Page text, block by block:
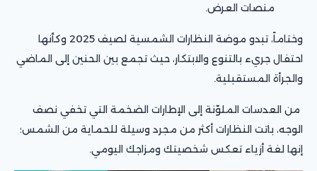
منصات العرض.
وختاماً، تبدو موضة النظارات الشمسية لصيف 2025 وكأنها
احتفال جريء بالتنوع والابتكار، حيث تجمع بين الحنين إلى الماضي
والجرأة المستقبلية.
من العدسات الملوّنة إلى الإطارات الضخمة التي تخفي نصف
الوجه، باتت النظارات أكثر من مجرد وسيلة للحماية من الشمس؛
إنها لغة أزياء تعكس شخصيتك ومزاجك اليومي.